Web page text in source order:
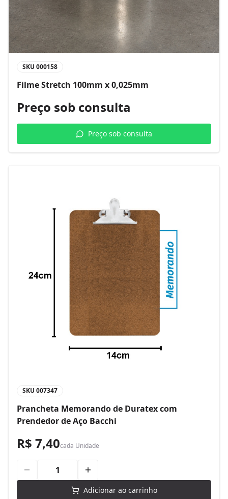
SKU 000158
Filme Stretch 100mm x 0,025mm
Preço sob consulta
Preço sob consulta
SKU 007347
Prancheta Memorando de Duratex com
Prendedor de Aço Bacchi
R$ 7,40cada Unidade
Adicionar ao carrinho